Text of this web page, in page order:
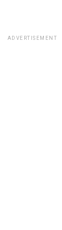
ADVERTISEMENT